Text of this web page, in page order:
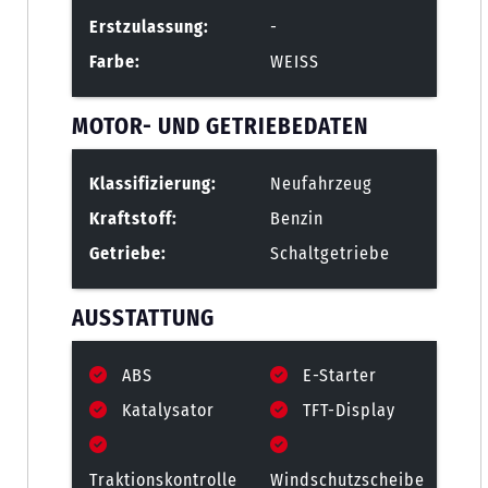
Erstzulassung:
-
Farbe:
WEISS
MOTOR- UND GETRIEBEDATEN
Klassifizierung:
Neufahrzeug
Kraftstoff:
Benzin
Getriebe:
Schaltgetriebe
AUSSTATTUNG
ABS
E-Starter
Katalysator
TFT-Display
Traktionskontrolle Windschutzscheibe